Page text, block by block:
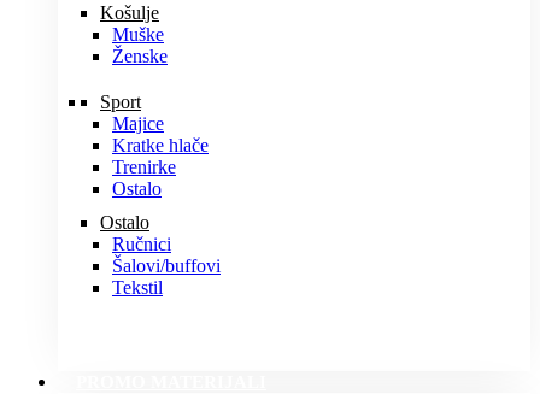
Košulje
Muške
Ženske
Sport
Majice
Kratke hlače
Trenirke
Ostalo
Ostalo
Ručnici
Šalovi/buffovi
Tekstil